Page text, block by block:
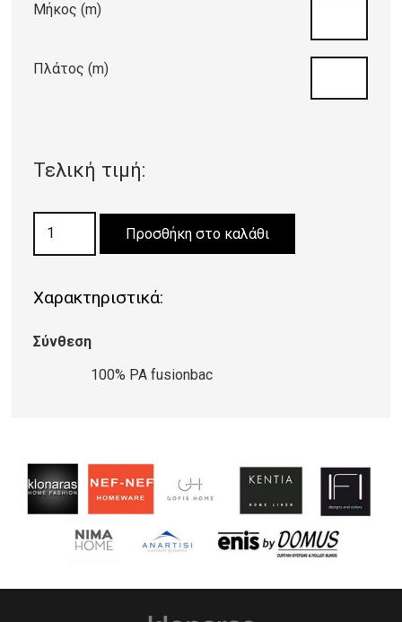
Μήκος (m)
Πλάτος (m)
Τελική τιμή:
ΜΟΚΕΤΑ
ποσότητα
Προσθήκη στο καλάθι
Χαρακτηριστικά:
Σύνθεση
100% PA fusionbac